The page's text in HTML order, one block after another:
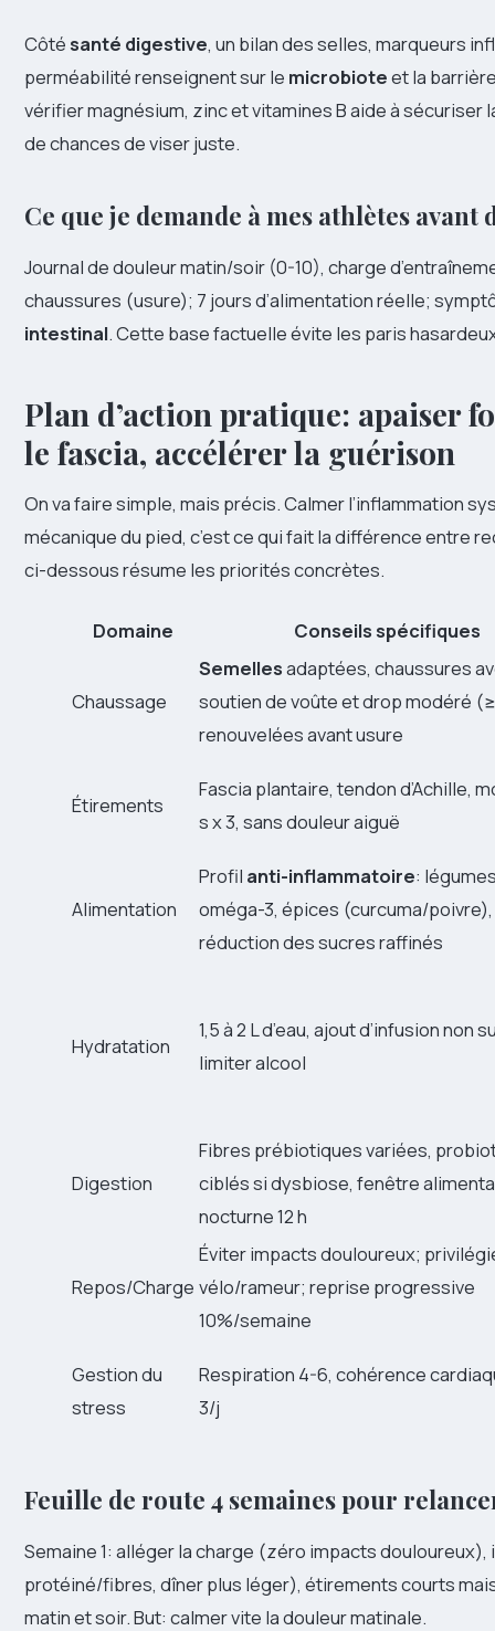
Côtésanté digestive, un bilan des selles, marqueurs
perméabilité renseignent sur le microbioteet la
vérifier magnésium, zinc et vitamines B aide à sécuriser
de chances de viser juste.
Ce que je demande à mes athlètes avant
Journal de douleur matin/soir (0-10), charge
chaussures (usure); 7 jours d’alimentation réelle;
intestinal. Cette base factuelle évite les paris
Plan d’action pratique: apaiser
le fascia, accélérer la guérison
On va faire simple, mais précis. Calmer l’inflammation
mécanique du pied, c’est ce qui fait la différence entre
ci-dessous résume les priorités concrètes.
Domaine Conseils spécifiques
Chaussage
Semellesadaptées, chaussures
soutien de voûte et drop modéré
renouvelées avant usure
Étirements
Fascia plantaire, tendon d’Achille,
s x 3, sans douleur aiguë
Alimentation
Profil anti-inflammatoire:
oméga-3, épices (curcuma/poivre),
réduction des sucres raffinés
Hydratation
1,5 à 2 L d’eau, ajout d’infusion non
limiter alcool
Digestion
Fibres prébiotiques variées,
ciblés si dysbiose, fenêtre
nocturne 12 h
Repos/Charge
Éviter impacts douloureux;
vélo/rameur; reprise progressive
10%/semaine
Gestion du
stress
Respiration 4-6, cohérence
3/j
Feuille de route 4 semaines pour
Semaine 1: alléger la charge (zéro impacts douloureux),
protéiné/fibres, dîner plus léger), étirements courts
matin et soir. But: calmer vite la douleur matinale.